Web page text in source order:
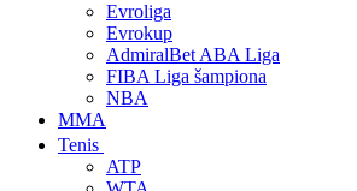
Evroliga
Evrokup
AdmiralBet ABA Liga
FIBA Liga šampiona
NBA
MMA
Tenis
ATP